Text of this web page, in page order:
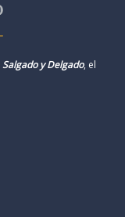
Salgado y Delgado, el